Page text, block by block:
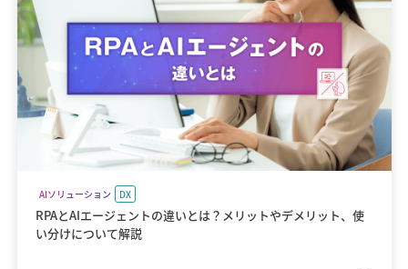
AIソリューション DX
RPAとAIエージェントの違いとは？メリットやデメリット、使
い分けについて解説